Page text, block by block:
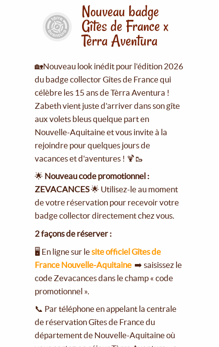
Nouveau badge
Gîtes de France x
Tèrra Aventura
🏡Nouveau look inédit pour l'édition 2026
du badge collector Gîtes de France qui
célèbre les 15 ans de Tèrra Aventura !
Zabeth vient juste d'arriver dans son gîte
aux volets bleus quelque part en
Nouvelle-Aquitaine et vous invite à la
rejoindre pour quelques jours de
vacances et d'aventures ! 🍹🥾
🌟 Nouveau code promotionnel :
ZEVACANCES🌟 Utilisez-le au moment
de votre réservation pour recevoir votre
badge collector directement chez vous.
2 façons de réserver :
🖥️ En ligne sur lesite officiel Gîtes de
France Nouvelle-Aquitaine ➡️ saisissez le
code Zevacances dans le champ « code
promotionnel ».
📞 Par téléphone en appelant la centrale
de réservation Gîtes de France du
département de Nouvelle-Aquitaine où